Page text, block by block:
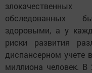
злокачественных
обследованных
здоровыми, а у
риски развития
диспансерном учете
миллиона человек. В